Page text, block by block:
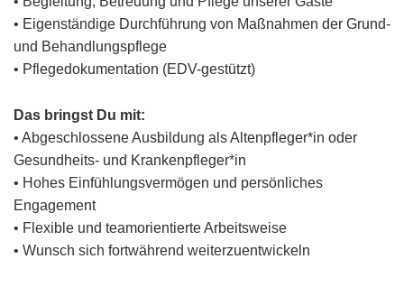
• Eigenständige Durchführung von Maßnahmen der Grund-
und Behandlungspflege
• Pflegedokumentation (EDV-gestützt)
Das bringst Du mit:
• Abgeschlossene Ausbildung als Altenpfleger*in oder
Gesundheits- und Krankenpfleger*in
• Hohes Einfühlungsvermögen und persönliches
Engagement
• Flexible und teamorientierte Arbeitsweise
• Wunsch sich fortwährend weiterzuentwickeln